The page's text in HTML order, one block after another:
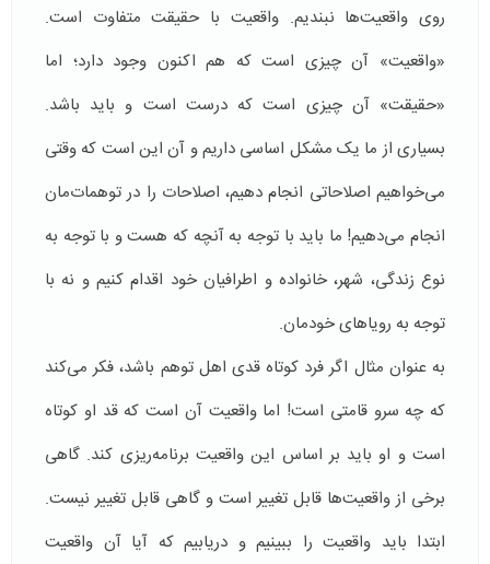
روی واقعیت‌ها نبندیم. واقعیت با حقیقت متفاوت است.
«واقعیت» آن چیزی است که هم اکنون وجود دارد؛ اما
«حقیقت» آن چيزی است كه درست است و باید باشد.
بسیاری از ما یک مشکل اساسی داریم و آن این است که وقتی
می‌خواهیم اصلاحاتی انجام دهیم، اصلاحات را در توهمات‌مان
انجام می‌دهیم! ما باید با توجه به آنچه که هست و با توجه به
نوع زندگی، شهر، خانواده و اطرافيان خود اقدام ‌‌کنیم و نه با
توجه به رویاهای خودمان.
به عنوان مثال اگر فرد کوتاه قدی اهل توهم باشد، فكر می‌كند
که چه سرو قامتی است! اما واقعيت آن است که قد او کوتاه
است و او باید بر اساس اين واقعيت برنامه‌ريزی كند. گاهی
برخی از واقعیت‌ها قابل تغییر است و گاهی قابل تغییر نیست.
ابتدا باید واقعيت را ببینیم و دریابیم که آیا آن واقعیت